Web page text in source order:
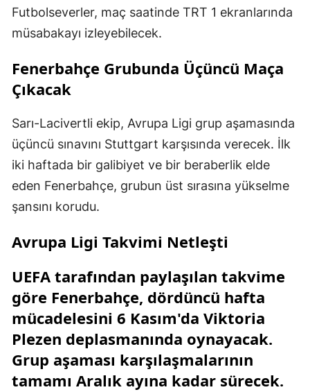
Futbolseverler, maç saatinde TRT 1 ekranlarında
müsabakayı izleyebilecek.
Fenerbahçe Grubunda Üçüncü Maça
Çıkacak
Sarı-Lacivertli ekip, Avrupa Ligi grup aşamasında
üçüncü sınavını Stuttgart karşısında verecek. İlk
iki haftada bir galibiyet ve bir beraberlik elde
eden Fenerbahçe, grubun üst sırasına yükselme
şansını korudu.
Avrupa Ligi Takvimi Netleşti
UEFA tarafından paylaşılan takvime
göre Fenerbahçe, dördüncü hafta
mücadelesini 6 Kasım'da Viktoria
Plezen deplasmanında oynayacak.
Grup aşaması karşılaşmalarının
tamamı Aralık ayına kadar sürecek.